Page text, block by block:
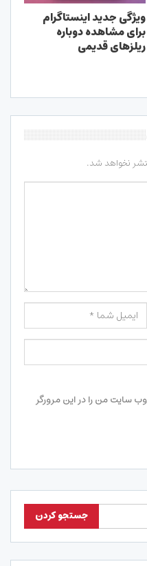
ویژگی جدید اینستاگرام
برای مشاهده دوباره
ریلزهای قدیمی
نخواهد شد.
وب سایت من را در این مرورگر